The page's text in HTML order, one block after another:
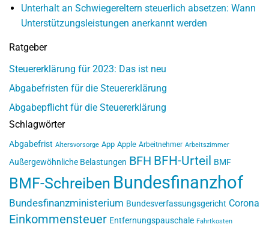
Unterhalt an Schwiegereltern steuerlich absetzen: Wann
Unterstützungsleistungen anerkannt werden
Ratgeber
Steuererklärung für 2023: Das ist neu
Abgabefristen für die Steuererklärung
Abgabepflicht für die Steuererklärung
Schlagwörter
Abgabefrist Altersvorsorge App Apple Arbeitnehmer Arbeitszimmer
Außergewöhnliche Belastungen BFH BFH-Urteil BMF
BMF-Schreiben Bundesfinanzhof
Bundesfinanzministerium Bundesverfassungsgericht Corona
Einkommensteuer Entfernungspauschale Fahrtkosten